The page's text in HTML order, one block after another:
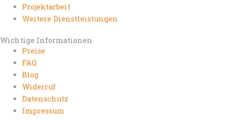
Projektarbeit
Weitere Dienstleistungen
Wichtige Informationen
Preise
FAQ
Blog
Widerruf
Datenschutz
Impressum